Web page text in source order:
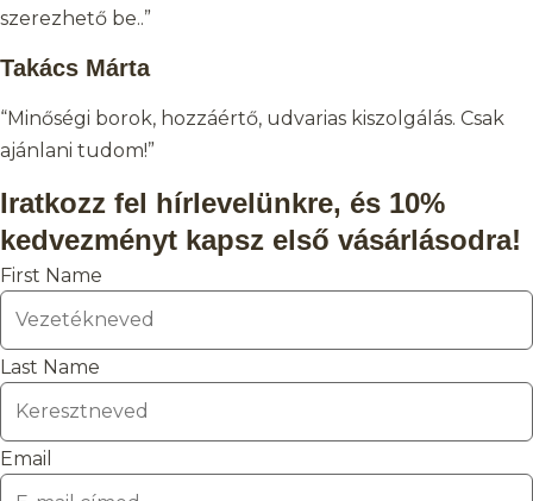
szerezhető be..”
Takács Márta
“Minőségi borok, hozzáértő, udvarias kiszolgálás. Csak
ajánlani tudom!”
Iratkozz fel hírlevelünkre, és 10%
kedvezményt kapsz első vásárlásodra!
First Name
Last Name
Email